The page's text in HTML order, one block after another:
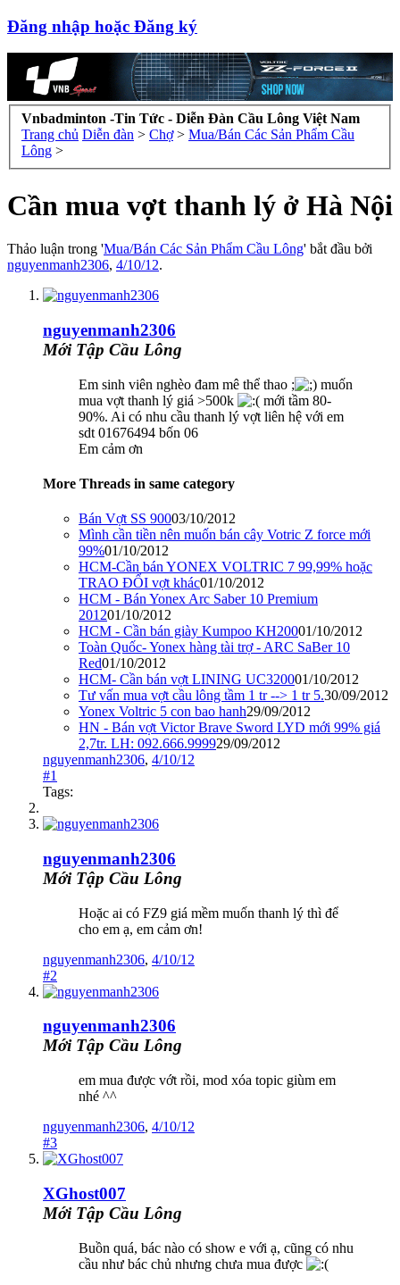
Đăng nhập hoặc Đăng ký
Vnbadminton -Tin Tức - Diễn Đàn Cầu Lông Việt Nam
Trang chủ Diễn đàn > Chợ > Mua/Bán Các Sản Phẩm Cầu
Lông >
Cần mua vợt thanh lý ở Hà Nội
Thảo luận trong 'Mua/Bán Các Sản Phẩm Cầu Lông' bắt đầu bởi
nguyenmanh2306, 4/10/12.
nguyenmanh2306
Mới Tập Cầu Lông
Em sinh viên nghèo đam mê thể thao ;
muốn
mua vợt thanh lý giá >500k
mới tầm 80-
90%. Ai có nhu cầu thanh lý vợt liên hệ với em
sdt 01676494 bốn 06
Em cảm ơn
More Threads in same category
Bán Vợt SS 90003/10/2012
Mình cần tiền nên muốn bán cây Votric Z force mới
99%01/10/2012
HCM-Cần bán YONEX VOLTRIC 7 99,99% hoặc
TRAO ĐỔI vợt khác01/10/2012
HCM - Bán Yonex Arc Saber 10 Premium
201201/10/2012
HCM - Cần bán giày Kumpoo KH20001/10/2012
Toàn Quốc- Yonex hàng tài trợ - ARC SaBer 10
Red01/10/2012
HCM- Cần bán vợt LINING UC320001/10/2012
Tư vấn mua vợt cầu lông tầm 1 tr --> 1 tr 5.30/09/2012
Yonex Voltric 5 con bao hanh29/09/2012
HN - Bán vợt Victor Brave Sword LYD mới 99% giá
2,7tr. LH: 092.666.999929/09/2012
nguyenmanh2306, 4/10/12
#1
Tags:
nguyenmanh2306
Mới Tập Cầu Lông
Hoặc ai có FZ9 giá mềm muốn thanh lý thì để
cho em ạ, em cảm ơn!
nguyenmanh2306, 4/10/12
#2
nguyenmanh2306
Mới Tập Cầu Lông
em mua được vớt rồi, mod xóa topic giùm em
nhé ^^
nguyenmanh2306, 4/10/12
#3
XGhost007
Mới Tập Cầu Lông
Buồn quá, bác nào có show e với ạ, cũng có nhu
cầu như bác chủ nhưng chưa mua được